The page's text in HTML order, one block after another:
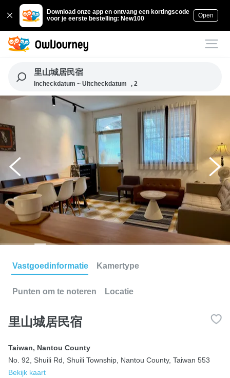
Download onze app en ontvang een kortingscode
voor je eerste bestelling: New100
Open
里山城居民宿
Incheckdatum ~ Uitcheckdatum , 2
Vastgoedinformatie Kamertype
Punten om te noteren Locatie
里山城居民宿
Taiwan, Nantou County
No. 92, Shuili Rd, Shuili Township, Nantou County, Taiwan 553
Bekijk kaart